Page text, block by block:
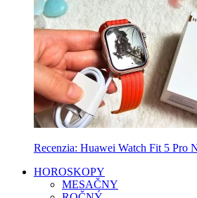
Recenzia: Huawei Watch Fit 5 Pro
HOROSKOPY
MESAČNY